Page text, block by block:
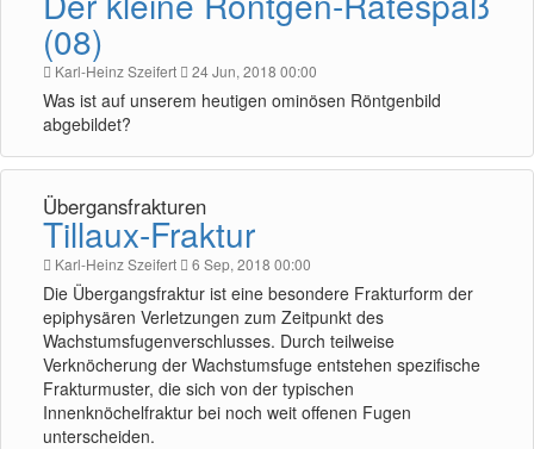
(08)
Karl-Heinz Szeifert 24 Jun, 2018 00:00
Was ist auf unserem heutigen ominösen Röntgenbild
abgebildet?
Übergansfrakturen
Tillaux-Fraktur
Karl-Heinz Szeifert 6 Sep, 2018 00:00
Die Übergangsfraktur ist eine besondere Frakturform der
epiphysären Verletzungen zum Zeitpunkt des
Wachstumsfugenverschlusses. Durch teilweise
Verknöcherung der Wachstumsfuge entstehen spezifische
Frakturmuster, die sich von der typischen
Innenknöchelfraktur bei noch weit offenen Fugen
unterscheiden.